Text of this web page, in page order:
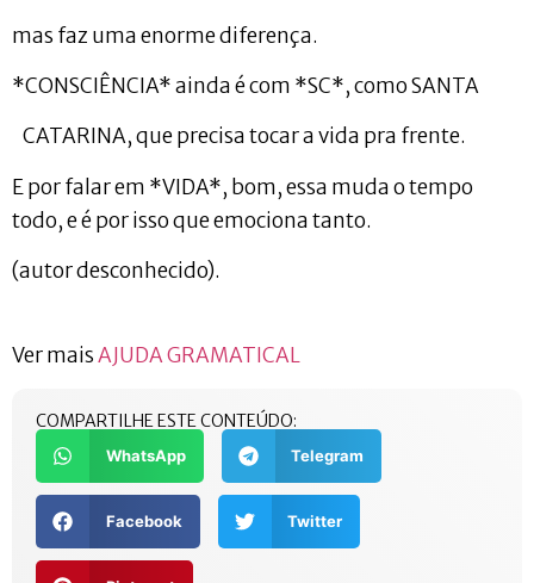
mas faz uma enorme diferença.
*CONSCIÊNCIA* ainda é com *SC*, como SANTA
CATARINA, que precisa tocar a vida pra frente.
E por falar em *VIDA*, bom, essa muda o tempo
todo, e é por isso que emociona tanto.
(autor desconhecido).
Ver maisAJUDA GRAMATICAL
COMPARTILHE ESTE CONTEÚDO:
WhatsApp Telegram
Facebook Twitter